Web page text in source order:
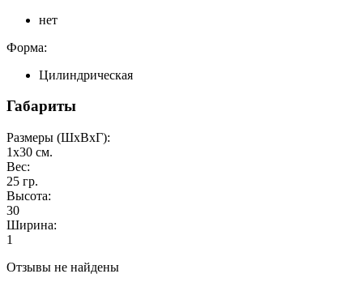
нет
Форма:
Цилиндрическая
Габариты
Размеры (ШxВxГ):
1x30 см.
Вес:
25 гр.
Высота:
30
Ширина:
1
Отзывы не найдены